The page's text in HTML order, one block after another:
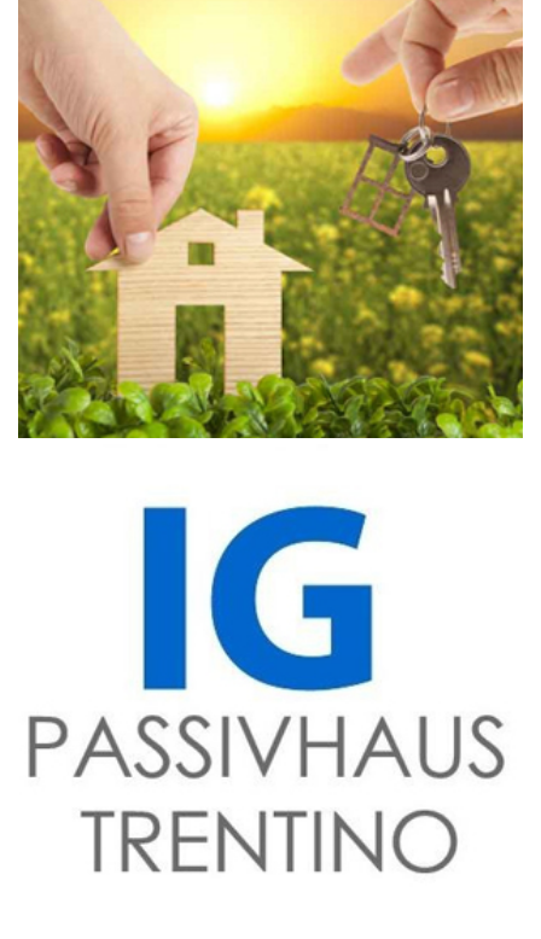
Febbraio 17, 2017
Dall’idea iniziale alla realizzazione
chiavi in mano
Maggio 24, 2019
IGP Trentino